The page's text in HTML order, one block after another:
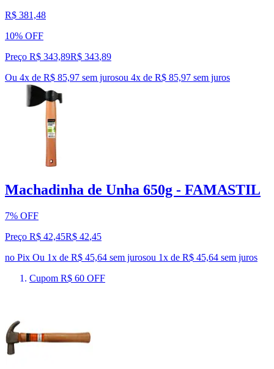
R$ 381,48
10% OFF
Preço R$ 343,89R$ 343,89
Ou 4x de R$ 85,97 sem jurosou 4x de R$ 85,97 sem juros
Machadinha de Unha 650g - FAMASTIL
7% OFF
Preço R$ 42,45R$ 42,45
no Pix Ou 1x de R$ 45,64 sem jurosou 1x de R$ 45,64 sem juros
Cupom R$ 60 OFF